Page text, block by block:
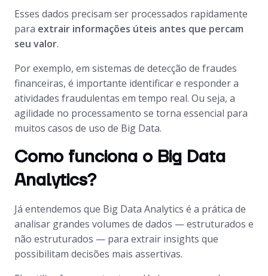
Esses dados precisam ser processados rapidamente
para extrair informações úteis antes que percam
seu valor.
Por exemplo, em sistemas de detecção de fraudes
financeiras, é importante identificar e responder a
atividades fraudulentas em tempo real. Ou seja, a
agilidade no processamento se torna essencial para
muitos casos de uso de Big Data.
Como funciona o Big Data
Analytics?
Já entendemos que Big Data Analytics é a prática de
analisar grandes volumes de dados — estruturados e
não estruturados — para extrair insights que
possibilitam decisões mais assertivas.